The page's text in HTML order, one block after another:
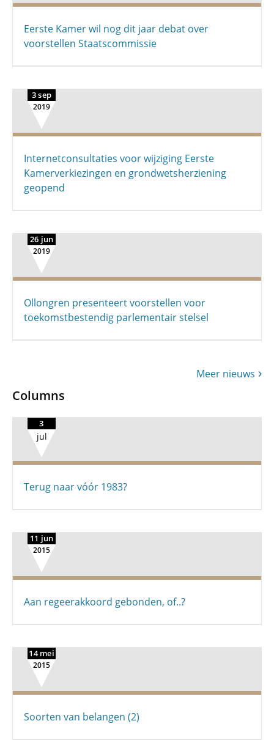
Eerste Kamer wil nog dit jaar debat over
voorstellen Staatscommissie
3 sep
2019
Internetconsultaties voor wijziging Eerste
Kamerverkiezingen en grondwetsherziening
geopend
26 jun
2019
Ollongren presenteert voorstellen voor
toekomstbestendig parlementair stelsel
Meer nieuws
Columns
3
jul
Terug naar vóór 1983?
11 jun
2015
Aan regeerakkoord gebonden, of..?
14 mei
2015
Soorten van belangen (2)